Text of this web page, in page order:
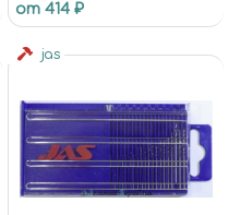
от 414 ₽
jas